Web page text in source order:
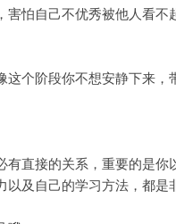
怕自己不优秀被他人看不
个阶段你不想安静下来，
直接的关系，重要的是你
及自己的学习方法，都是